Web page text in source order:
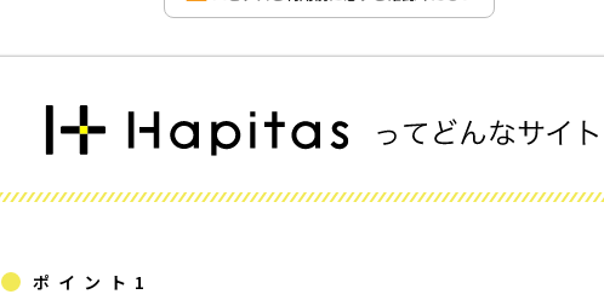
ポイント1